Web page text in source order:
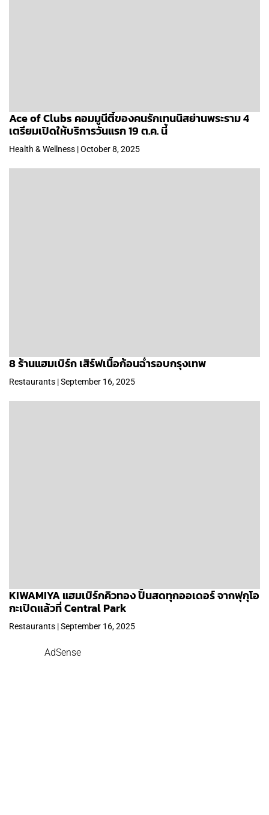
Ace of Clubs คอมมูนีตี้ของคนรักเทนนิสย่านพระราม 4
เตรียมเปิดให้บริการวันแรก 19 ต.ค. นี้
Health & Wellness | October 8, 2025
8 ร้านแฮมเบิร์ก เสิร์ฟเนื้อก้อนฉ่ำรอบกรุงเทพ
Restaurants | September 16, 2025
KIWAMIYA แฮมเบิร์กคิวทอง ปั้นสดทุกออเดอร์ จากฟุกุโอ
กะเปิดแล้วที่ Central Park
Restaurants | September 16, 2025
AdSense